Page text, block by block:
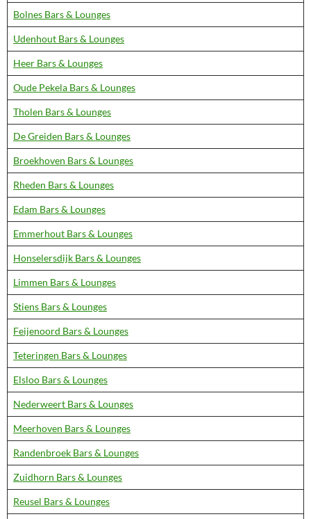
Bolnes Bars & Lounges
Udenhout Bars & Lounges
Heer Bars & Lounges
Oude Pekela Bars & Lounges
Tholen Bars & Lounges
De Greiden Bars & Lounges
Broekhoven Bars & Lounges
Rheden Bars & Lounges
Edam Bars & Lounges
Emmerhout Bars & Lounges
Honselersdijk Bars & Lounges
Limmen Bars & Lounges
Stiens Bars & Lounges
Feijenoord Bars & Lounges
Teteringen Bars & Lounges
Elsloo Bars & Lounges
Nederweert Bars & Lounges
Meerhoven Bars & Lounges
Randenbroek Bars & Lounges
Zuidhorn Bars & Lounges
Reusel Bars & Lounges